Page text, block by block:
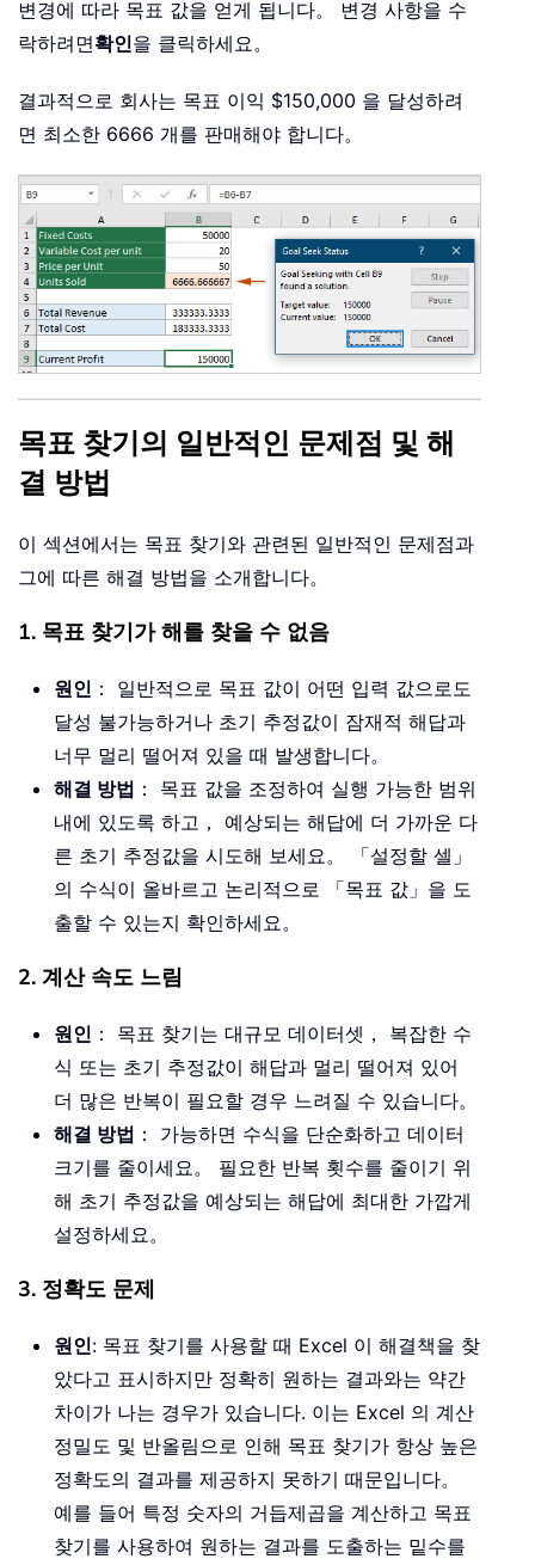
변경에 따라 목표 값을 얻게 됩니다。 변경 사항을 수
락하려면확인을 클릭하세요。
결과적으로 회사는 목표 이익 $150,000 을 달성하려
면 최소한 6666 개를 판매해야 합니다。
목표 찾기의 일반적인 문제점 및 해
결 방법
이 섹션에서는 목표 찾기와 관련된 일반적인 문제점과
그에 따른 해결 방법을 소개합니다。
1. 목표 찾기가 해를 찾을 수 없음
원인 ： 일반적으로 목표 값이 어떤 입력 값으로도
달성 불가능하거나 초기 추정값이 잠재적 해답과
너무 멀리 떨어져 있을 때 발생합니다。
해결 방법 ： 목표 값을 조정하여 실행 가능한 범위
내에 있도록 하고， 예상되는 해답에 더 가까운 다
른 초기 추정값을 시도해 보세요。 「설정할 셀」
의 수식이 올바르고 논리적으로 「목표 값」을 도
출할 수 있는지 확인하세요。
2. 계산 속도 느림
원인 ： 목표 찾기는 대규모 데이터셋， 복잡한 수
식 또는 초기 추정값이 해답과 멀리 떨어져 있어
더 많은 반복이 필요할 경우 느려질 수 있습니다。
해결 방법 ： 가능하면 수식을 단순화하고 데이터
크기를 줄이세요。 필요한 반복 횟수를 줄이기 위
해 초기 추정값을 예상되는 해답에 최대한 가깝게
설정하세요。
3. 정확도 문제
원인: 목표 찾기를 사용할 때 Excel 이 해결책을 찾
았다고 표시하지만 정확히 원하는 결과와는 약간
차이가 나는 경우가 있습니다. 이는 Excel 의 계산
정밀도 및 반올림으로 인해 목표 찾기가 항상 높은
정확도의 결과를 제공하지 못하기 때문입니다。
예를 들어 특정 숫자의 거듭제곱을 계산하고 목표
찾기를 사용하여 원하는 결과를 도출하는 밑수를